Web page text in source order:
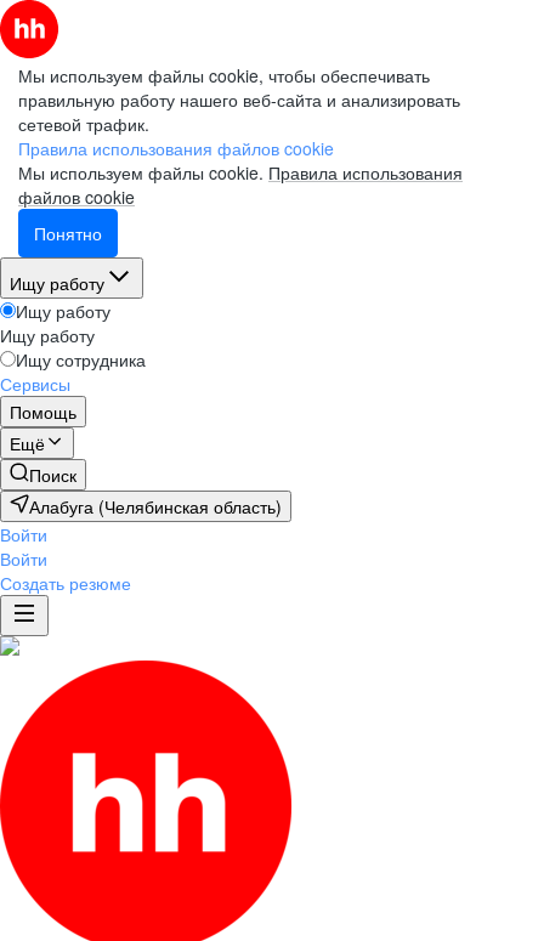
Мы используем файлы cookie, чтобы обеспечивать
правильную работу нашего веб-сайта и анализировать
сетевой трафик.
Правила использования файлов cookie
Мы используем файлы cookie. Правила использования
файлов cookie
Понятно
Ищу работу
Ищу работу
Ищу работу
Ищу сотрудника
Сервисы
Помощь
Ещё
Поиск
Алабуга (Челябинская область)
Войти
Войти
Создать резюме